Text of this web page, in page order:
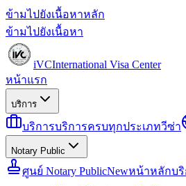
ข้ามไปยังเนื้อหาหลัก
ข้ามไปยังเนื้อหา
iVCInternational Visa Center
หน้าแรก
บริการ
บริการบริการครบทุกประเภทวีซ่า
Notary Public
ศูนย์ Notary PublicNewหน้าหลักบริ